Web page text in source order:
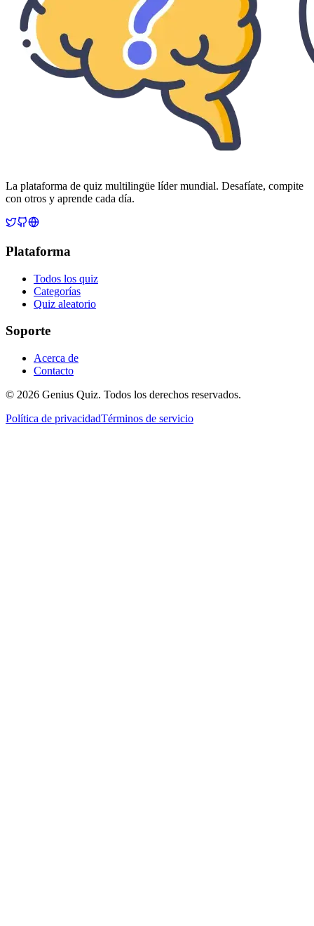
La plataforma de quiz multilingüe líder mundial. Desafíate, compite
con otros y aprende cada día.
Plataforma
Todos los quiz
Categorías
Quiz aleatorio
Soporte
Acerca de
Contacto
© 2026 Genius Quiz. Todos los derechos reservados.
Política de privacidadTérminos de servicio